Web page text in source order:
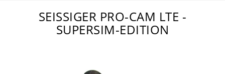
SEISSIGER PRO-CAM LTE -
SUPERSIM-EDITION